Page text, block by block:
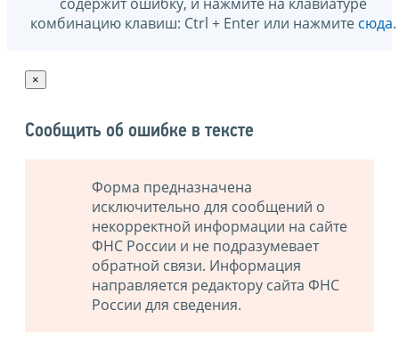
комбинацию клавиш: Ctrl + Enter или нажмите сюда.
×
Сообщить об ошибке в тексте
Форма предназначена
исключительно для сообщений о
некорректной информации на сайте
ФНС России и не подразумевает
обратной связи. Информация
направляется редактору сайта ФНС
России для сведения.